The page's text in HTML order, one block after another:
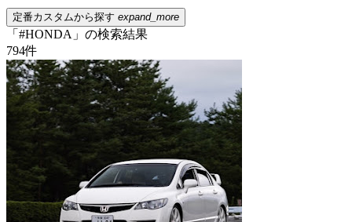
定番カスタムから探す expand_more
「#HONDA」の検索結果
794件